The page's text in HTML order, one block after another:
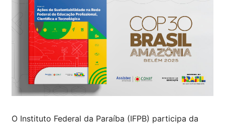
O Instituto Federal da Paraíba (IFPB) participa da